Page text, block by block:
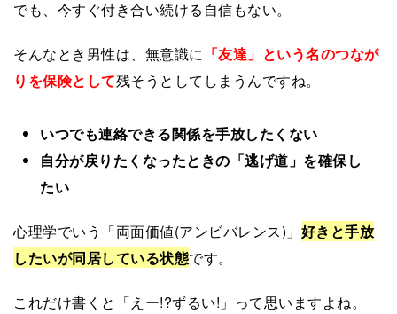
でも、今すぐ付き合い続ける自信もない。
そんなとき男性は、無意識に 「友達」という名のつなが
りを保険として残そうとしてしまうんですね。
いつでも連絡できる関係を手放したくない
自分が戻りたくなったときの「逃げ道」を確保し
たい
心理学でいう「両面価値(アンビバレンス)」 好きと手放
したいが同居している状態です。
これだけ書くと「えー!?ずるい!」って思いますよね。